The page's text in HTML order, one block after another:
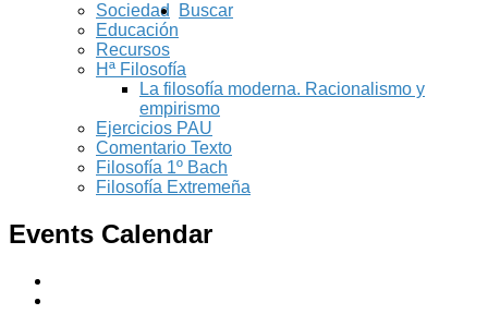
Sociedad
Educación
Recursos
Hª Filosofía
La filosofía moderna. Racionalismo y
empirismo
Ejercicios PAU
Comentario Texto
Filosofía 1º Bach
Filosofía Extremeña
Buscar
Events Calendar